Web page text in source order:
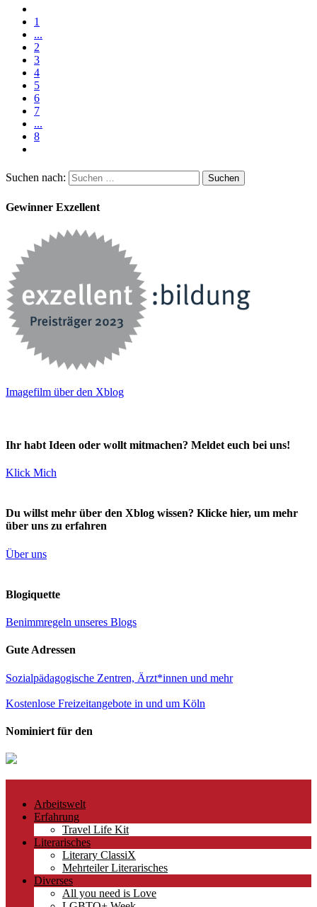
1
...
2
3
4
5
6
7
...
8
Suchen nach:
Gewinner Exzellent
Imagefilm über den Xblog
Ihr habt Ideen oder wollt mitmachen? Meldet euch bei uns!
Klick Mich
Du willst mehr über den Xblog wissen? Klicke hier, um mehr
über uns zu erfahren
Über uns
Blogiquette
Benimmregeln unseres Blogs
Gute Adressen
Sozialpädagogische Zentren, Ärzt*innen und mehr
Kostenlose Freizeitangebote in und um Köln
Nominiert für den
Arbeitswelt
Erfahrung
Travel Life Kit
Literarisches
Literary ClassiX
Mehrteiler Literarisches
Diverses
All you need is Love